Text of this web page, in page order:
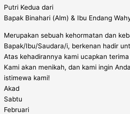
Putri Kedua dari
Bapak Binahari (Alm) & Ibu Endang
Merupakan sebuah kehormatan dan
Bapak/Ibu/Saudara/i, berkenan hadir
Atas kehadirannya kami ucapkan terima
Kami akan menikah, dan kami ingin
istimewa kami!
Akad
Sabtu
Februari